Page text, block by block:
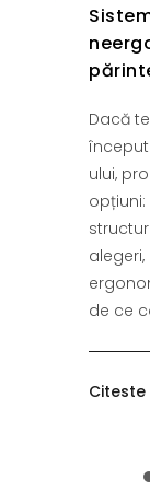
Dacă
ului,
de ce